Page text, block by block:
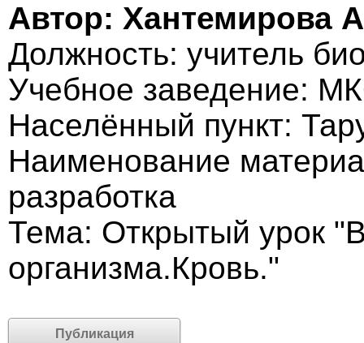
Автор: Хантемирова
Должность: учитель
Учебное заведение:
Населённый пункт:
Наименование
разработка
Тема: Открытый урок
организма.Кровь."
Публикация